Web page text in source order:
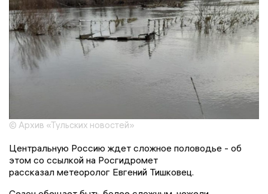
© Архив «Тульских новостей»
Центральную Россию ждет сложное половодье - об
этом со ссылкой на Росгидромет
рассказал метеоролог Евгений Тишковец.